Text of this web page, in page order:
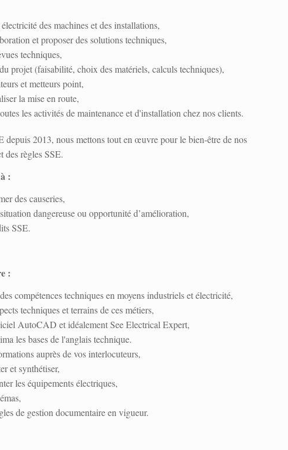
des machines et des installations,
et proposer des solutions techniques,
techniques,
projet (faisabilité, choix des matériels, calculs techniques),
et metteurs point,
la mise en route,
les activités de maintenance et d'installation chez nos clients.
depuis 2013, nous mettons tout en œuvre pour le bien-être de nos
des règles SSE.
:
des causeries,
dangereuse ou opportunité d’amélioration,
SSE.
:
compétences techniques en moyens industriels et électricité,
techniques et terrains de ces métiers,
AutoCAD et idéalement See Electrical Expert,
les bases de l'anglais technique.
auprès de vos interlocuteurs,
et synthétiser,
les équipements électriques,
de gestion documentaire en vigueur.